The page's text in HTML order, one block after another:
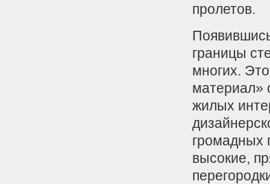
пролетов.
границы
многих.
материал»
жилых
громадных
высокие,